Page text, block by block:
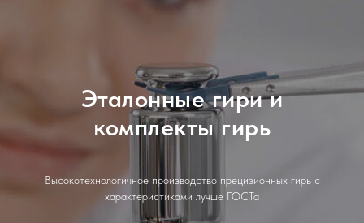
Эталонные гири и
комплекты гирь
Высокотехнологичное производство прецизионных гирь с
характеристиками лучше ГОСТа